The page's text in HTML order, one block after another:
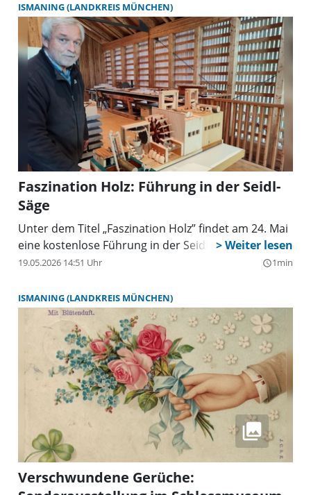
ISMANING (LANDKREIS MÜNCHEN)
Faszination Holz: Führung in der Seidl-
Säge
Unter dem Titel „Faszination Holz” findet am 24. Mai
eine kostenlose Führung in der Seidl-Säge statt.
19.05.2026 14:51 Uhr query_builder1min
ISMANING (LANDKREIS MÜNCHEN)
Verschwundene Gerüche: